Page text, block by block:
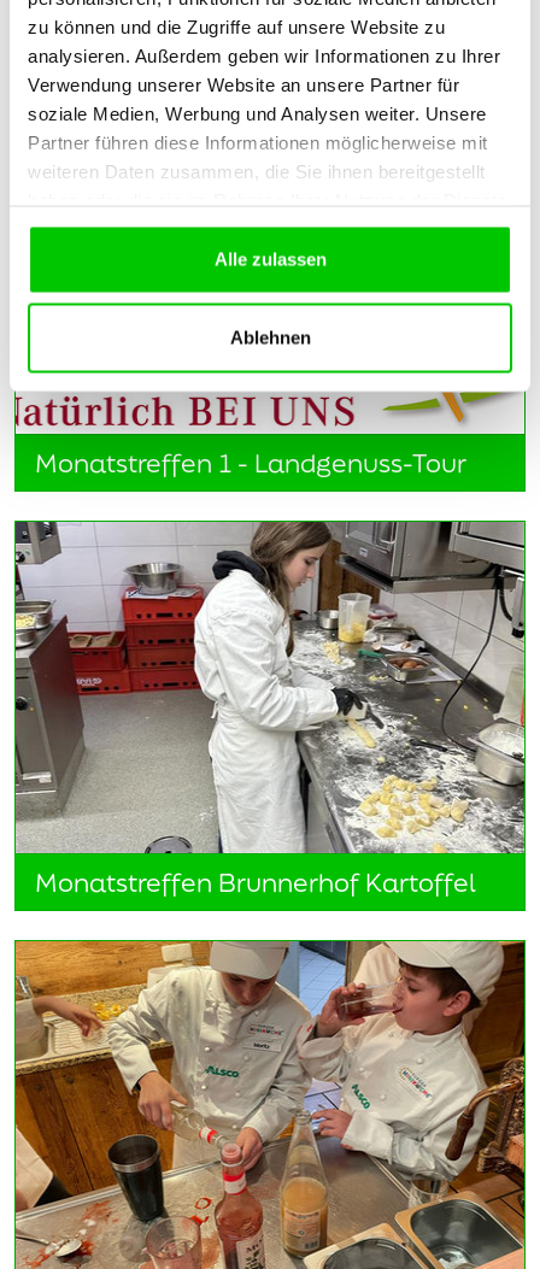
zu können und die Zugriffe auf unsere Website zu
analysieren. Außerdem geben wir Informationen zu Ihrer
Verwendung unserer Website an unsere Partner für
soziale Medien, Werbung und Analysen weiter. Unsere
Partner führen diese Informationen möglicherweise mit
weiteren Daten zusammen, die Sie ihnen bereitgestellt
gesammelt haben.
Alle zulassen
Ablehnen
UnsereFotos
Monatstreffen 1 - Landgenuss-Tour
Monatstreffen Brunnerhof Kartoffel